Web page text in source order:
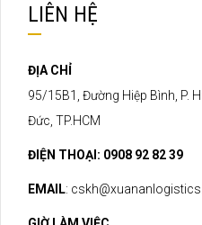
LIÊN HỆ
ĐỊA CHỈ
95/15B1, Đường Hiệp Bình, P.
Đức, TP.HCM
ĐIỆN THOẠI: 0908 92 82 39
EMAIL: